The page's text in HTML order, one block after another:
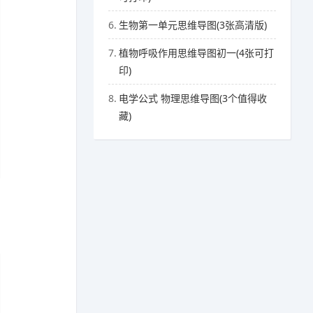
6. 生物第一单元思维导图(3张高清版)
7. 植物呼吸作用思维导图初一(4张可打
印)
8. 电学公式 物理思维导图(3个值得收
藏)